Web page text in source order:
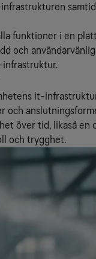
funktioner i en
och
infrastruktur.
it-
och
över tid, likaså
och trygghet.